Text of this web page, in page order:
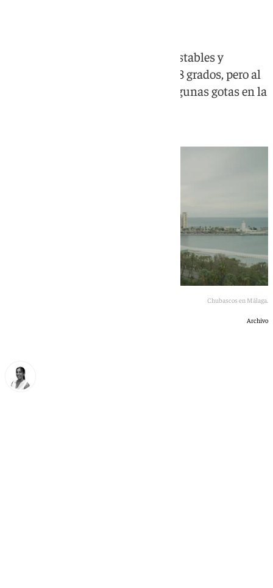
Las temperaturas se mantienen estables y
agradables, con una máxima de 28 grados, pero al
final de la semana podría dejar algunas gotas en la
Chubascos en Málaga.
Archivo